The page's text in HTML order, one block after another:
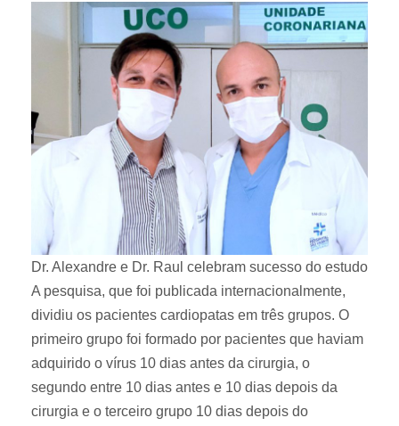
Dr. Alexandre e Dr. Raul celebram sucesso do estudo
A pesquisa, que foi publicada internacionalmente,
dividiu os pacientes cardiopatas em três grupos. O
primeiro grupo foi formado por pacientes que haviam
adquirido o vírus 10 dias antes da cirurgia, o
segundo entre 10 dias antes e 10 dias depois da
cirurgia e o terceiro grupo 10 dias depois do